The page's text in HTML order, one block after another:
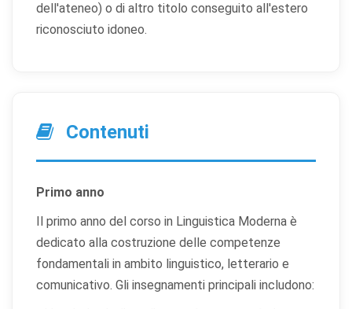
dell'ateneo) o di altro titolo conseguito all'estero
riconosciuto idoneo.
Contenuti
Primo anno
Il primo anno del corso in Linguistica Moderna è
dedicato alla costruzione delle competenze
fondamentali in ambito linguistico, letterario e
comunicativo. Gli insegnamenti principali includono: